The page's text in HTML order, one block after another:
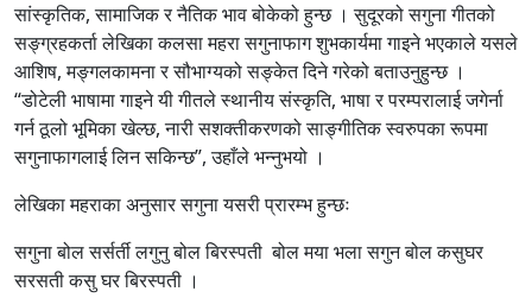
सांस्कृतिक, सामाजिक र नैतिक भाव बोकेको हुन्छ । सुदूरको सगुना गीतको
सङ्ग्रहकर्ता लेखिका कलसा महरा सगुनाफाग शुभकार्यमा गाइने भएकाले यसले
आशिष, मङ्गलकामना र सौभाग्यको सङ्केत दिने गरेको बताउनुहुन्छ ।
“डोटेली भाषामा गाइने यी गीतले स्थानीय संस्कृति, भाषा र परम्परालाई जगेर्ना
गर्न ठूलो भूमिका खेल्छ, नारी सशक्तीकरणको साङ्गीतिक स्वरुपका रूपमा
सगुनाफागलाई लिन सकिन्छ”, उहाँले भन्नुभयो ।
लेखिका महराका अनुसार सगुना यसरी प्रारम्भ हुन्छः
सगुना बोल सर्सर्ती लगुनु बोल बिरस्पती बोल मया भला सगुन बोल कसुघर
सरसती कसु घर बिरस्पती ।